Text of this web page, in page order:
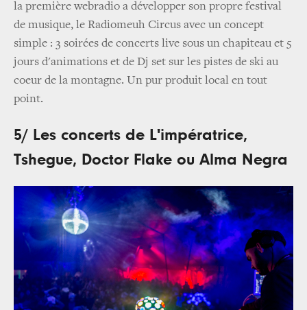
la première webradio a développer son propre festival
de musique, le Radiomeuh Circus avec un concept
simple : 3 soirées de concerts live sous un chapiteau et 5
jours d'animations et de Dj set sur les pistes de ski au
coeur de la montagne. Un pur produit local en tout
point.
5/ Les concerts de L'impératrice,
Tshegue, Doctor Flake ou Alma Negra